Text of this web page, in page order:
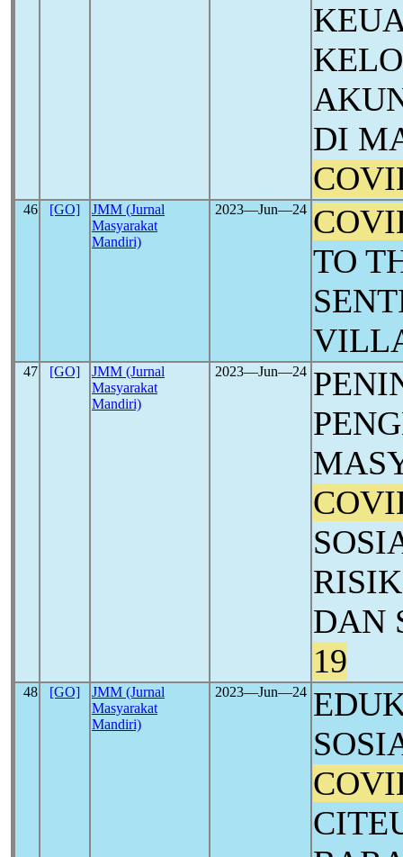
DI
46 [GO]
JMM (Jurnal
Masyarakat
Mandiri)
2023―Jun―24
TO
47 [GO]
JMM (Jurnal
Masyarakat
Mandiri)
2023―Jun―24
DAN
19
48 [GO]
JMM (Jurnal
Masyarakat
Mandiri)
2023―Jun―24